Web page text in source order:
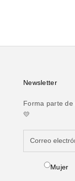
Newsletter
Forma parte
💛
Mujer